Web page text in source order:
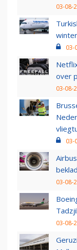
03-08-
03-
over
03-08-
03-
03-08-
03-08-